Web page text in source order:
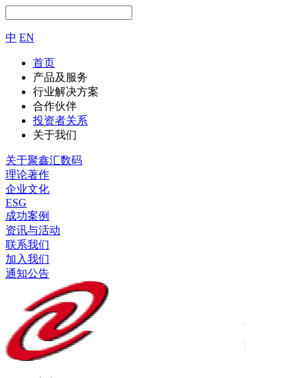
中 EN
首页
产品及服务
行业解决方案
合作伙伴
投资者关系
关于我们
关于聚鑫汇数码
理论著作
企业文化
ESG
成功案例
资讯与活动
联系我们
加入我们
通知公告